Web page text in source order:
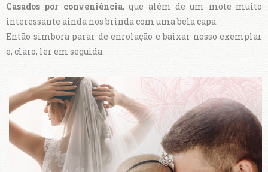
Casados por conveniência, que além de um mote muito
interessante ainda nos brinda com uma bela capa.
Então simbora parar de enrolação e baixar nosso exemplar
e, claro, ler em seguida.